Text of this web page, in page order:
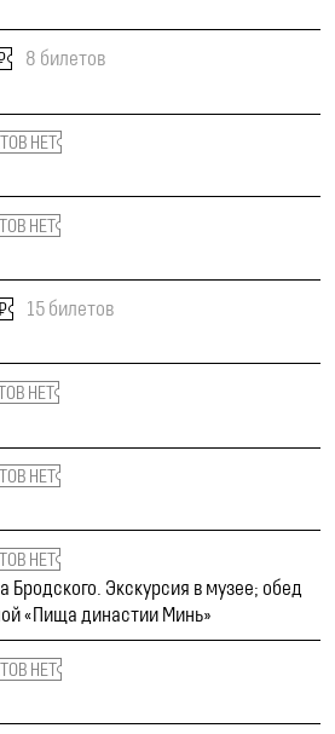
8 билетов
НЕТ
НЕТ
15 билетов
НЕТ
НЕТ
НЕТ
Бродского. Экскурсия в музее; обед
«Пища династии Минь»
НЕТ